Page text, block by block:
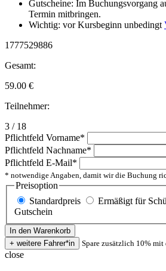
Gutscheine: Im Buchungsvorgang
Termin mitbringen.
Wichtig: vor Kursbeginn unbedingt
1777529886
Gesamt:
59.00 €
Teilnehmer:
3 / 18
Pflichtfeld Vorname*
Pflichtfeld Nachname*
Pflichtfeld E-Mail*
* notwendige Angaben, damit wir die Buchung
Preisoption
Standardpreis
Ermäßigt für
Gutschein
Spare zusätzlich 10%
close